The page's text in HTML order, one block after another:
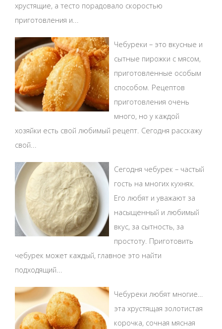
хрустящие, а тесто порадовало скоростью
приготовления и...
Чебуреки – это вкусные и
сытные пирожки с мясом,
приготовленные особым
способом. Рецептов
приготовления очень
много, но у каждой
хозяйки есть свой любимый рецепт. Сегодня расскажу
свой...
Сегодня чебурек – частый
гость на многих кухнях.
Его любят и уважают за
насыщенный и любимый
вкус, за сытность, за
простоту. Приготовить
чебурек может каждый, главное это найти
подходящий...
Чебуреки любят многие…
эта хрустящая золотистая
корочка, сочная мясная